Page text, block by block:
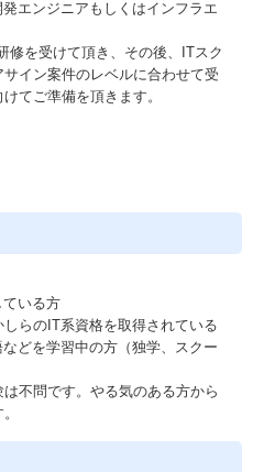
エンジニアもしくはインフラエ
修を受けて頂き、その後、ITスク
イン案件のレベルに合わせて受
てご準備を頂きます。
ている方
らのIT系資格を取得されている
どを学習中の方（独学、スクー
不問です。やる気のある方から